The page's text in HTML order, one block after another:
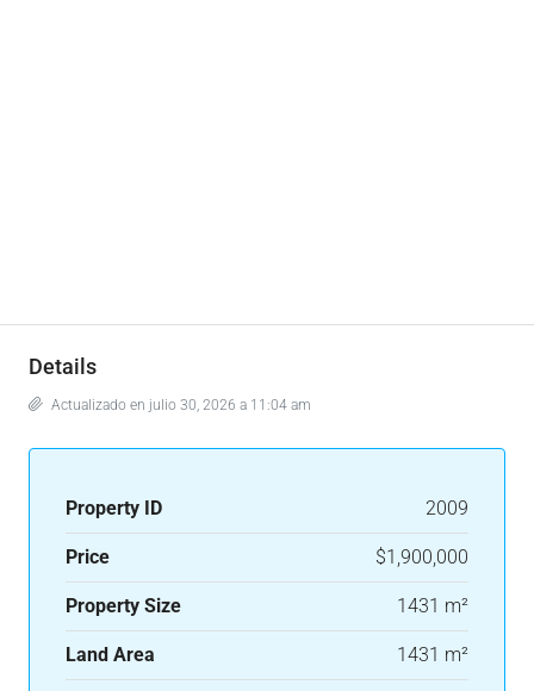
Details
Actualizado en julio 30, 2026 a 11:04 am
Property ID 2009
Price $1,900,000
Property Size 1431 m²
Land Area 1431 m²